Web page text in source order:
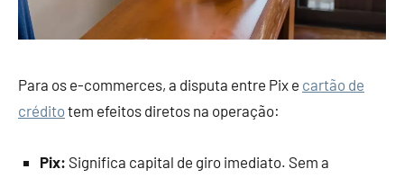
Para os e-commerces, a disputa entre Pix e cartão de
créditotem efeitos diretos na operação:
Pix: Significa capital de giro imediato. Sem a